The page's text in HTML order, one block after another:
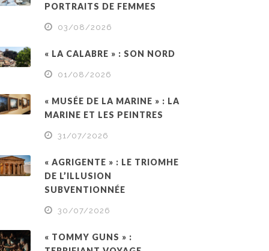
PORTRAITS DE FEMMES
03/08/2026
« LA CALABRE » : SON NORD
01/08/2026
« MUSÉE DE LA MARINE » : LA
MARINE ET LES PEINTRES
31/07/2026
« AGRIGENTE » : LE TRIOMHE
DE L’ILLUSION
SUBVENTIONNÉE
30/07/2026
« TOMMY GUNS » :